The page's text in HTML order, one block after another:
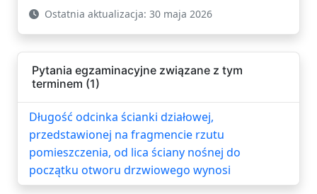
Ostatnia aktualizacja: 30 maja 2026
Pytania egzaminacyjne związane z tym
terminem (1)
Długość odcinka ścianki działowej,
przedstawionej na fragmencie rzutu
pomieszczenia, od lica ściany nośnej do
początku otworu drzwiowego wynosi